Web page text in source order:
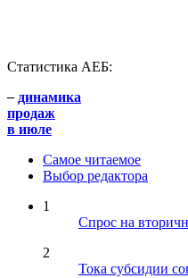
Статистика АЕБ:
– динамика
продаж
в июле
Самое читаемое
Выбор редактора
1
Спрос на
2
Тока субсидии